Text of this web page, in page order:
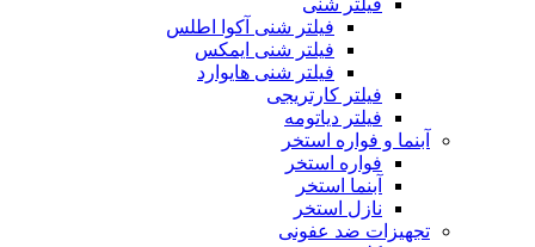
فیلتر شنی
فیلتر شنی آکوا اطلس
فیلتر شنی ایمکس
فیلتر شنی هایوارد
فیلتر کارتریجی
فیلتر دیاتومه
آبنما و فواره استخر
فواره استخر
آبنما استخر
نازل استخر
تجهیزات ضد عفونی